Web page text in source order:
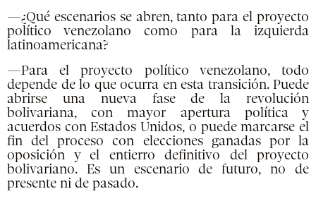
—¿Qué escenarios se abren, tanto para el proyecto
político venezolano como para la izquierda
latinoamericana?
—Para el proyecto político venezolano, todo
depende de lo que ocurra en esta transición. Puede
abrirse una nueva fase de la revolución
bolivariana, con mayor apertura política y
acuerdos con Estados Unidos, o puede marcarse el
fin del proceso con elecciones ganadas por la
oposición y el entierro definitivo del proyecto
bolivariano. Es un escenario de futuro, no de
presente ni de pasado.